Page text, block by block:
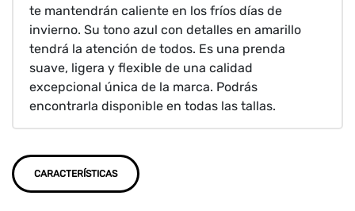
te mantendrán caliente en los fríos días de
invierno. Su tono azul con detalles en amarillo
tendrá la atención de todos. Es una prenda
suave, ligera y flexible de una calidad
excepcional única de la marca. Podrás
encontrarla disponible en todas las tallas.
CARACTERÍSTICAS